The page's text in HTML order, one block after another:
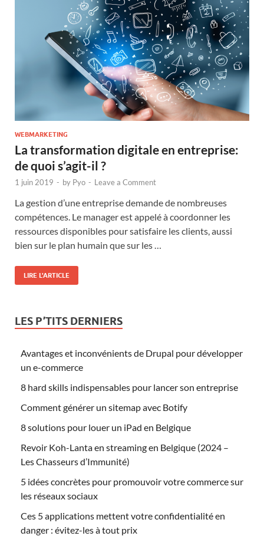
WEBMARKETING
La transformation digitale en entreprise:
de quoi s’agit-il ?
1 juin 2019 - by Pyo - Leave a Comment
La gestion d’une entreprise demande de nombreuses
compétences. Le manager est appelé à coordonner les
ressources disponibles pour satisfaire les clients, aussi
bien sur le plan humain que sur les …
LIRE L'ARTICLE
LES P’TITS DERNIERS
Avantages et inconvénients de Drupal pour développer
un e-commerce
8 hard skills indispensables pour lancer son entreprise
Comment générer un sitemap avec Botify
8 solutions pour louer un iPad en Belgique
Revoir Koh-Lanta en streaming en Belgique (2024 –
Les Chasseurs d’Immunité)
5 idées concrètes pour promouvoir votre commerce sur
les réseaux sociaux
Ces 5 applications mettent votre confidentialité en
danger : évitez-les à tout prix